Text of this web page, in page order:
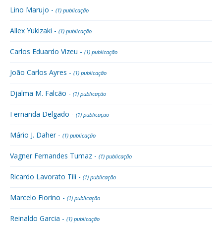
Lino Marujo - (1) publicação
Allex Yukizaki - (1) publicação
Carlos Eduardo Vizeu - (1) publicação
João Carlos Ayres - (1) publicação
Djalma M. Falcão - (1) publicação
Fernanda Delgado - (1) publicação
Mário J. Daher - (1) publicação
Vagner Fernandes Tumaz - (1) publicação
Ricardo Lavorato Tili - (1) publicação
Marcelo Fiorino - (1) publicação
Reinaldo Garcia - (1) publicação